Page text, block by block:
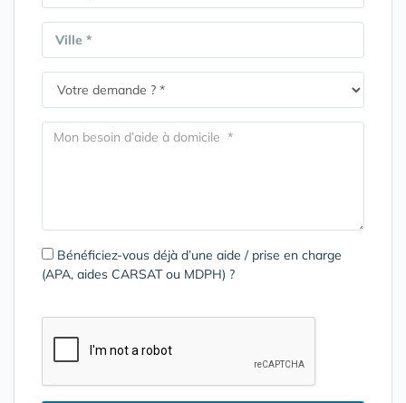
Ville *
Bénéficiez-vous déjà d’une aide / prise en charge
(APA, aides CARSAT ou MDPH) ?